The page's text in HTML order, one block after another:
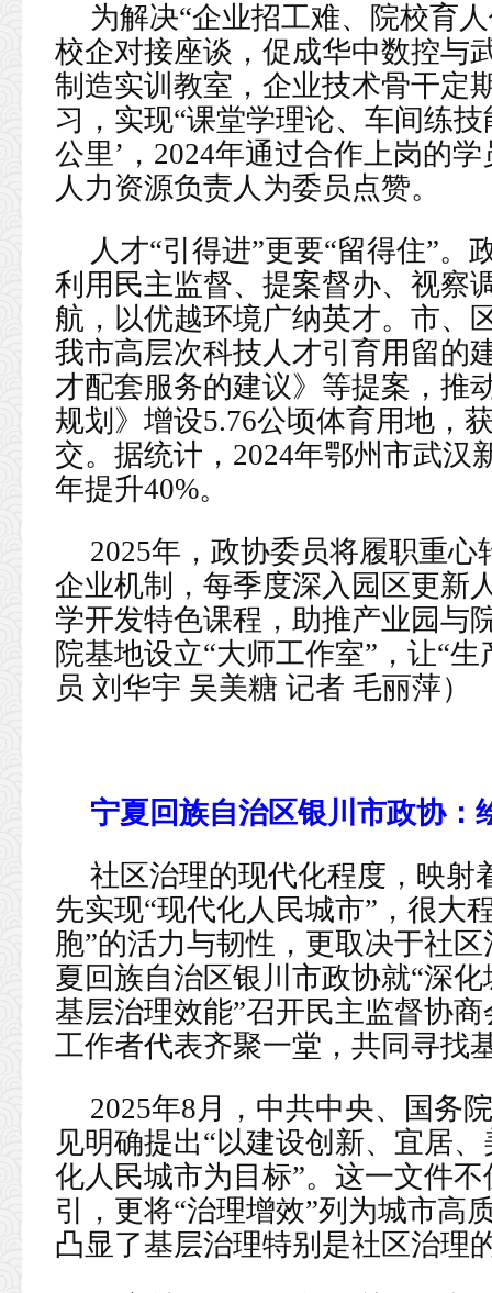
为解决“企业招工难、院校育
校企对接座谈，促成华中数控与
制造实训教室，企业技术骨干定
习，实现“课堂学理论、车间练
公里’，2024年通过合作上岗的
人力资源负责人为委员点赞。
人才“引得进”更要“留得住”
利用民主监督、提案督办、视察
航，以优越环境广纳英才。市、
我市高层次科技人才引育用留的
才配套服务的建议》等提案，推
规划》增设5.76公顷体育用地，
交。据统计，2024年鄂州市武汉
年提升40%。
2025年，政协委员将履职重
企业机制，每季度深入园区更新
学开发特色课程，助推产业园与
院基地设立“大师工作室”，让“
员 刘华宇 吴美糖 记者 毛丽萍）
宁夏回族自治区银川市政协：
社区治理的现代化程度，映射
先实现“现代化人民城市”，很大
胞”的活力与韧性，更取决于社
夏回族自治区银川市政协就“深
基层治理效能”召开民主监督协
工作者代表齐聚一堂，共同寻找
2025年8月，中共中央、国务
见明确提出“以建设创新、宜居
化人民城市为目标”。这一文件
引，更将“治理增效”列为城市高
凸显了基层治理特别是社区治理